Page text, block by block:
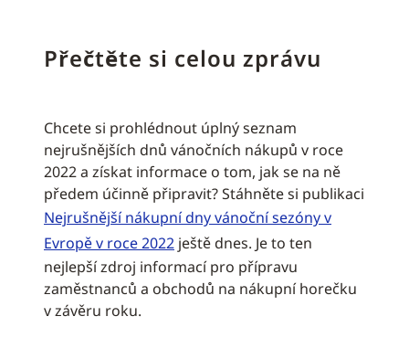
Přečtěte si celou zprávu
Chcete si prohlédnout úplný seznam
nejrušnějších dnů vánočních nákupů v roce
2022 a získat informace o tom, jak se na ně
předem účinně připravit? Stáhněte si publikaci
Nejrušnější nákupní dny vánoční sezóny v
Evropě v roce 2022 ještě dnes. Je to ten
nejlepší zdroj informací pro přípravu
zaměstnanců a obchodů na nákupní horečku
v závěru roku.